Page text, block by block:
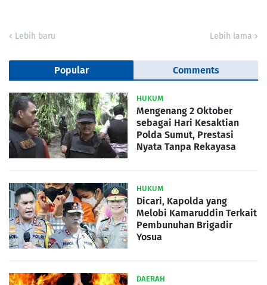
Lebih baru Lebih lama
Popular Comments
HUKUM
Mengenang 2 Oktober
sebagai Hari Kesaktian
Polda Sumut, Prestasi
Nyata Tanpa Rekayasa
HUKUM
Dicari, Kapolda yang
Melobi Kamaruddin Terkait
Pembunuhan Brigadir
Yosua
DAERAH